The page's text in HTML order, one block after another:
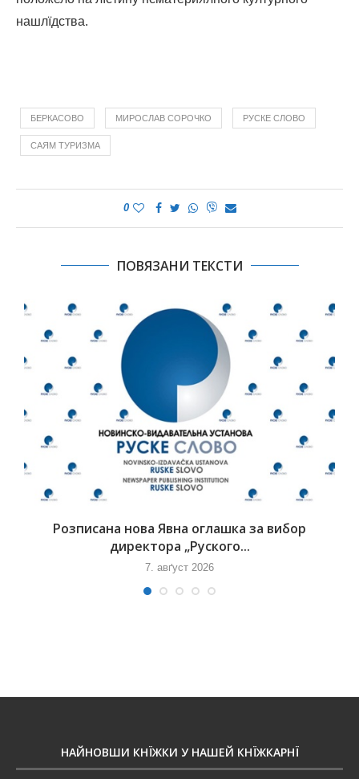
нашлїдства.
БЕРКАСОВО МИРОСЛАВ СОРОЧКО РУСКЕ СЛОВО
САЯМ ТУРИЗМА
0
ПОВЯЗАНИ ТЕКСТИ
Розписана нова Явна оглашка за вибор
директора „Руского...
7. авґуст 2026
НАЙНОВШИ КНЇЖКИ У НАШЕЙ КНЇЖКАРНЇ